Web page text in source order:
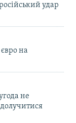
удар
на
не